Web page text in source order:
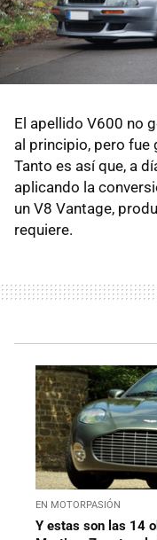
El apellido V600 no
al principio, pero fue
Tanto es así que, a
aplicando la
un V8 Vantage,
requiere.
EN MOTORPASIÓN
Y estas son las 14